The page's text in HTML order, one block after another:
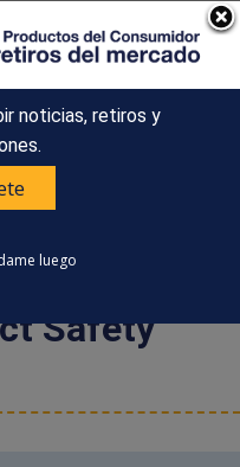
Unidos
Safety
noticias, retiros y
luego